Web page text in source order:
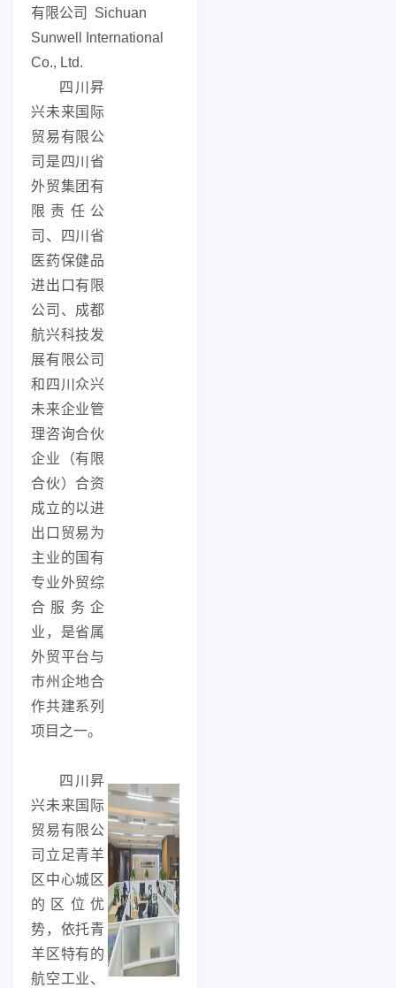
有限公司 Sichuan
Sunwell International
Co., Ltd.
四川昇
兴未来国际
贸易有限公
司是四川省
外贸集团有
限责任公
司、四川省
医药保健品
进出口有限
公司、成都
航兴科技发
展有限公司
和四川众兴
未来企业管
理咨询合伙
企业（有限
合伙）合资
成立的以进
出口贸易为
主业的国有
专业外贸综
合服务企
业，是省属
外贸平台与
市州企地合
作共建系列
项目之一。
四川昇
兴未来国际
贸易有限公
司立足青羊
区中心城区
的区位优
势，依托青
羊区特有的
航空工业、